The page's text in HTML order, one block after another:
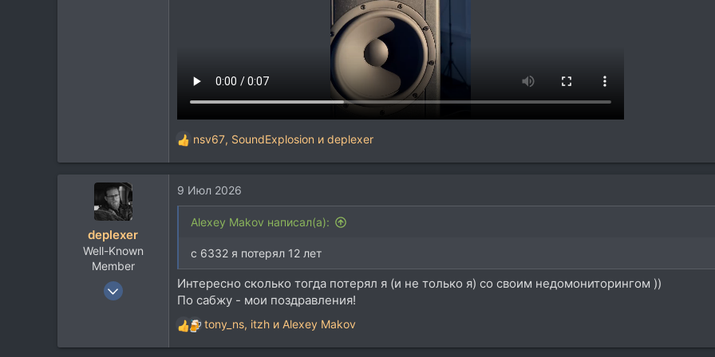
Р
е
к
ц
nsv67, SoundExplosion и deplexer
deplexer
Well-Known
Member
9 Янв 2012
113
9 Июл 2026
Alexey Makov написал(а):
с 6332 я потерял 12 лет
Интересно сколько тогда потерял я (и не только я) со своим недомониторингом ))
По сабжу - мои поздравления!
Р
е
tony_ns, itzh и Alexey Makov